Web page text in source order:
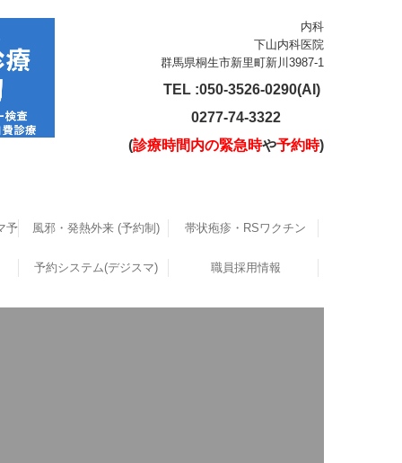
内科
下山内科医院
群馬県桐生市新里町新川3987-1
TEL :050-3526-0290(AI)
0277-74-3322
(診療時間内の緊急時や予約時)
予約性)風邪・発熱外来 (予約制)
風邪・感染症外来受診方法
帯状疱疹・RSワクチン
予約システム(デジスマ) 職員採用情報